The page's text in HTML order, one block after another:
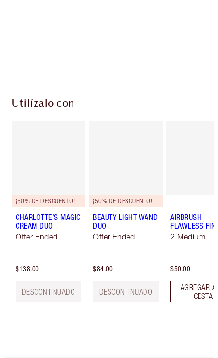
Utilízalo con
¡50% DE DESCUENTO!
CHARLOTTE’S MAGIC
CREAM DUO
Offer Ended
$138.00
DESCONTINUADO
¡50% DE DESCUENTO!
BEAUTY LIGHT WAND
DUO
Offer Ended
$84.00
DESCONTINUADO
AIRBRUSH
FLAWLESS
2 Medium
$50.00
AGREGAR
CESTA